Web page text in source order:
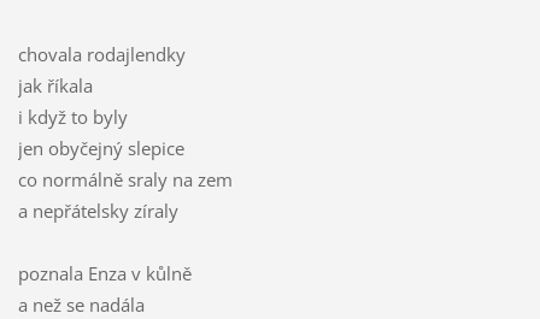
chovala rodajlendky
jak říkala
i když to byly
jen obyčejný slepice
co normálně sraly na zem
a nepřátelsky zíraly
poznala Enza v kůlně
a než se nadála